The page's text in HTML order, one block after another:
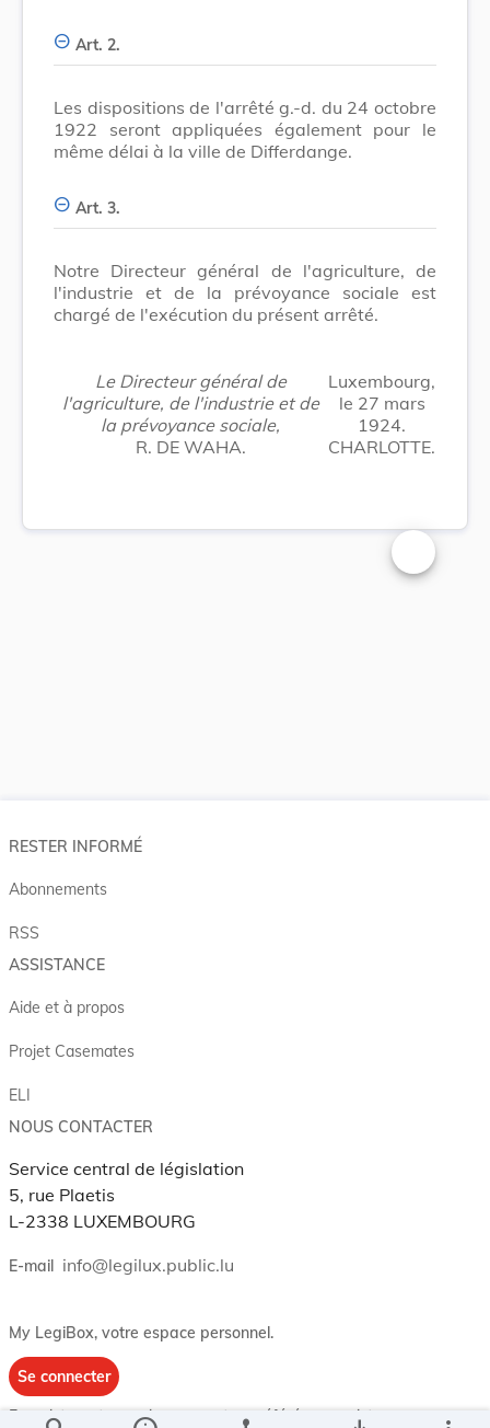
Art. 2.
Les dispositions de l'arrêté g.-d. du 24 octobre
1922 seront appliquées également pour le
même délai à la ville de Differdange.
Art. 3.
Notre Directeur général de l'agriculture, de
l'industrie et de la prévoyance sociale est
chargé de l'exécution du présent arrêté.
Le Directeur général de
l'agriculture, de l'industrie et de
la prévoyance sociale,
R. DE WAHA.
Luxembourg,
le 27 mars
1924.
CHARLOTTE.
Changer la
RESTER INFORMÉ
Abonnements
RSS
ASSISTANCE
Aide et à propos
Projet Casemates
ELI
NOUS CONTACTER
Service central de législation
5, rue Plaetis
L-2338 LUXEMBOURG
E-mail info@legilux.public.lu
My LegiBox, votre espace personnel.
Se connecter
Enregistrer et organiser vos actes préférés, enregistrer vos